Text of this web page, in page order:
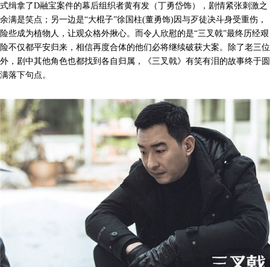
式缉拿了D融宝案件的幕后组织者黄有发（丁勇岱饰），剧情紧张刺激之
余满是笑点；另一边是“大棍子”徐国柱(董勇饰)因与歹徒决斗身受重伤，
险些成为植物人，让观众格外揪心。而令人欣慰的是“三叉戟”最终历经艰
险不仅都平安归来，相信再度合体的他们必将继续破获大案。除了老三位
外，剧中其他角色也都找到各自归属，《三叉戟》有笑有泪的故事终于圆
满落下句点。